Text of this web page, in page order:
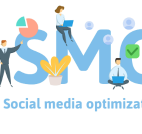
Le Repère
Se démarquer grâce à une
identité visuelle à son image.